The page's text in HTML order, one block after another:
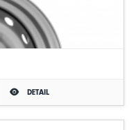
DETAIL